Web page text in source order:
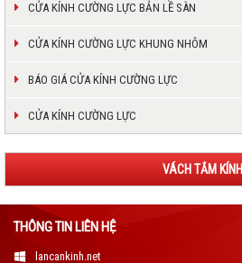
CỬA KÍNH CƯỜNG LỰC BẢN LỀ SÀN
CỬA KÍNH CƯỜNG LỰC KHUNG NHÔM
BÁO GIÁ CỬA KÍNH CƯỜNG LỰC
CỬA KÍNH CƯỜNG LỰC
VÁCH TẮM KÍNH
THÔNG TIN LIÊN HỆ
lancankinh.net